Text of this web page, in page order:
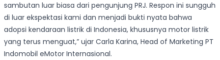
sambutan luar biasa dari pengunjung PRJ. Respon ini sungguh
di luar ekspektasi kami dan menjadi bukti nyata bahwa
adopsi kendaraan listrik di Indonesia, khususnya motor listrik
yang terus menguat,” ujar Carla Karina, Head of Marketing PT
Indomobil eMotor Internasional.